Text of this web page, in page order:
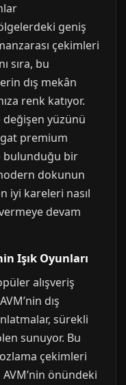
geniş
çekimleri
sıra, bu
dış mekân
renk katıyor.
değişen yüzünü
premium
bulunduğu bir
dokunun
iyi kareleri nasıl
devam
Işık Oyunları
alışveriş
dış
sürekli
sunuyor. Bu
çekimleri
önündeki